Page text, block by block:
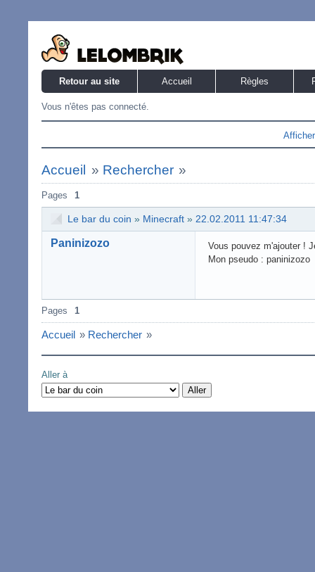
Retour au site Accueil Règles
Vous n'êtes pas connecté.
Accueil » Rechercher »
Pages 1
Le bar du coin » Minecraft » 22.02.2011 11:47:34
Paninizozo
Vous pouvez m'ajouter !
Mon pseudo : paninizozo
Pages 1
Accueil » Rechercher »
Aller à